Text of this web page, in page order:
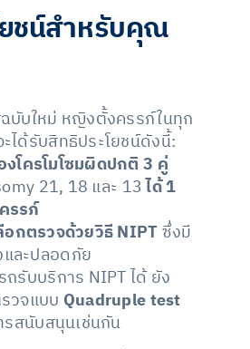
ชน์สำหรับคุณ
บับใหม่ หญิงตั้งครรภ์ในทุก
ได้รับสิทธิประโยชน์ดังนี้:
โครโมโซมผิดปกติ 3 คู่
21, 18 และ 13ได้ 1
รรภ์
อกตรวจด้วยวิธี NIPT ซึ่งมี
ละปลอดภัย
ถรับบริการ NIPT ได้ ยัง
วจแบบ Quadruple test
สนับสนุนเช่นกัน